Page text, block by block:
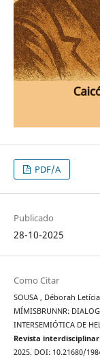
PDF/A
Publicado
28-10-2025
Como Citar
SOUSA , Déborah
MÍMISBRUNNR:
INTERSEMIÓTICA DE
Revista
2025. DOI: 10.21680/